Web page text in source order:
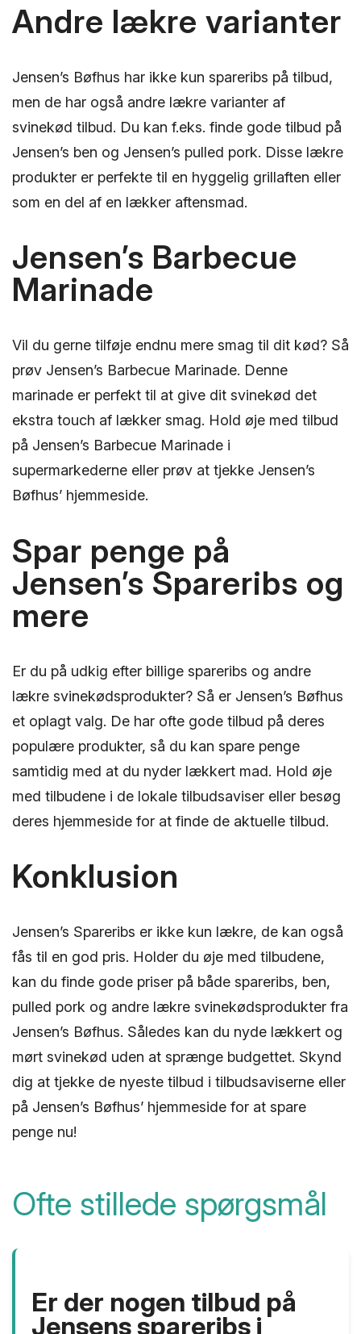
Andre lækre varianter
Jensen’s Bøfhus har ikke kun spareribs på tilbud,
men de har også andre lækre varianter af
svinekød tilbud. Du kan f.eks. finde gode tilbud på
Jensen’s ben og Jensen’s pulled pork. Disse lækre
produkter er perfekte til en hyggelig grillaften eller
som en del af en lækker aftensmad.
Jensen’s Barbecue
Marinade
Vil du gerne tilføje endnu mere smag til dit kød? Så
prøv Jensen’s Barbecue Marinade. Denne
marinade er perfekt til at give dit svinekød det
ekstra touch af lækker smag. Hold øje med tilbud
på Jensen’s Barbecue Marinade i
supermarkederne eller prøv at tjekke Jensen’s
Bøfhus’ hjemmeside.
Spar penge på
Jensen’s Spareribs og
mere
Er du på udkig efter billige spareribs og andre
lækre svinekødsprodukter? Så er Jensen’s Bøfhus
et oplagt valg. De har ofte gode tilbud på deres
populære produkter, så du kan spare penge
samtidig med at du nyder lækkert mad. Hold øje
med tilbudene i de lokale tilbudsaviser eller besøg
deres hjemmeside for at finde de aktuelle tilbud.
Konklusion
Jensen’s Spareribs er ikke kun lækre, de kan også
fås til en god pris. Holder du øje med tilbudene,
kan du finde gode priser på både spareribs, ben,
pulled pork og andre lækre svinekødsprodukter fra
Jensen’s Bøfhus. Således kan du nyde lækkert og
mørt svinekød uden at sprænge budgettet. Skynd
dig at tjekke de nyeste tilbud i tilbudsaviserne eller
på Jensen’s Bøfhus’ hjemmeside for at spare
penge nu!
Ofte stillede spørgsmål
Er der nogen tilbud på
Jensens spareribs i